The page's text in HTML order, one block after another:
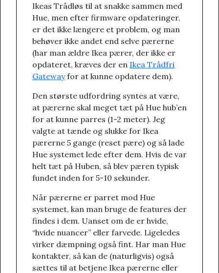
Ikeas Trådløs til at snakke sammen med
Hue, men efter firmware opdateringer,
er det ikke længere et problem, og man
behøver ikke andet end selve pærerne
(har man ældre Ikea pærer, der ikke er
opdateret, kræves der en Ikea Trådfri
Gatewayfor at kunne opdatere dem).
Den største udfordring syntes at være,
at pærerne skal meget tæt på Hue hub’en
for at kunne parres (1-2 meter). Jeg
valgte at tænde og slukke for Ikea
pærerne 5 gange (reset pære) og så lade
Hue systemet lede efter dem. Hvis de var
helt tæt på Huben, så blev pæren typisk
fundet inden for 5-10 sekunder.
Når pærerne er parret mod Hue
systemet, kan man bruge de features der
findes i dem. Uanset om de er hvide,
“hvide nuancer” eller farvede. Ligeledes
virker dæmpning også fint. Har man Hue
kontakter, så kan de (naturligvis) også
sættes til at betjene Ikea pærerne eller